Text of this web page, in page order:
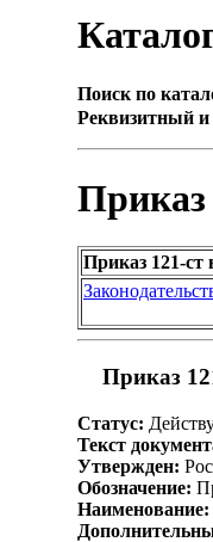
Поиск по
Реквизитный и
Приказ
Приказ 121-ст
Приказ
Статус:
Текст
Утвержден:
Обозначение:
Наименование: